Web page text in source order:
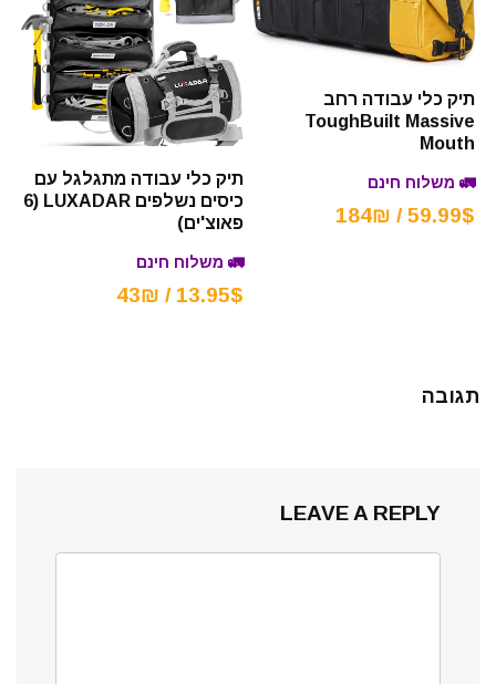
תיק כלי עבודה רחב
ToughBuilt Massive
Mouth
🚛 משלוח חינם
59.99$ / 184₪
תיק כלי עבודה מתגלגל עם
כיסים נשלפים LUXADAR (6
פאוצ'ים)
🚛 משלוח חינם
13.95$ / 43₪
תגובה
LEAVE A REPLY